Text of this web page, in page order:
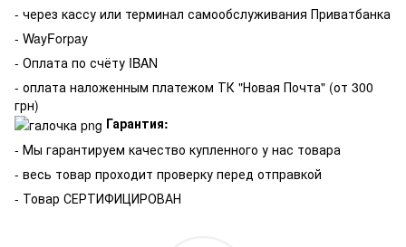
- через кассу или терминал самообслуживания Приватбанка
- WayForpay
- Оплата по счёту IBAN
- оплата наложенным платежом ТК "Новая Почта" (от 300
грн)
Гарантия:
- Мы гарантируем качество купленного у нас товара
- весь товар проходит проверку перед отправкой
- Товар СЕРТИФИЦИРОВАН